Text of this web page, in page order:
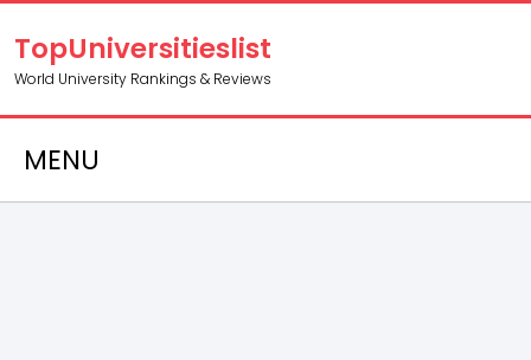
TopUniversitieslist
World University Rankings & Reviews
MENU